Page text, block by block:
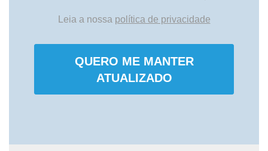
Leia a nossa política de privacidade
QUERO ME MANTER
ATUALIZADO